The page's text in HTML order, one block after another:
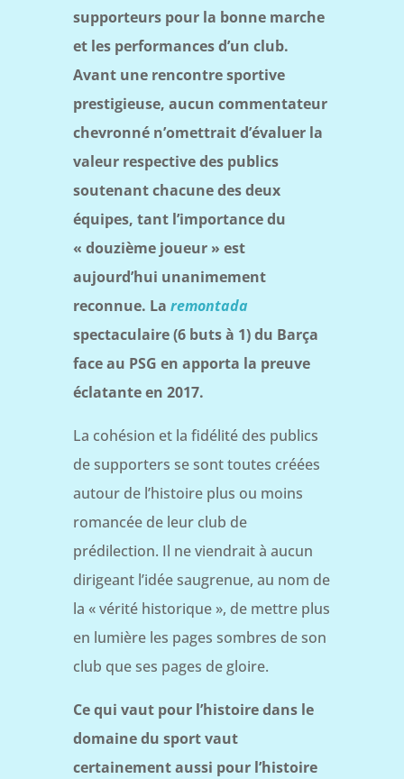
supporteurs pour la bonne marche
et les performances d’un club.
Avant une rencontre sportive
prestigieuse, aucun commentateur
chevronné n’omettrait d’évaluer la
valeur respective des publics
soutenant chacune des deux
équipes, tant l’importance du
« douzième joueur » est
aujourd’hui unanimement
reconnue. La remontada
spectaculaire (6 buts à 1) du Barça
face au PSG en apporta la preuve
éclatante en 2017.
La cohésion et la fidélité des publics
de supporters se sont toutes créées
autour de l’histoire plus ou moins
romancée de leur club de
prédilection. Il ne viendrait à aucun
dirigeant l’idée saugrenue, au nom de
la « vérité historique », de mettre plus
en lumière les pages sombres de son
club que ses pages de gloire.
Ce qui vaut pour l’histoire dans le
domaine du sport vaut
certainement aussi pour l’histoire